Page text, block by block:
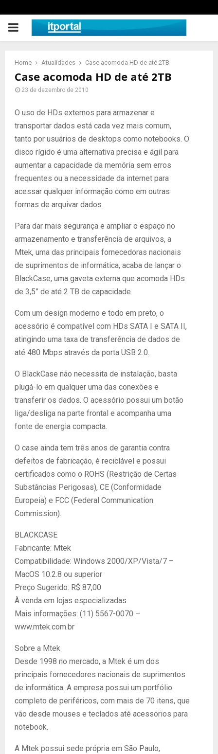
PRIMARY
Home Atualidades Case acomoda HD de até 2TB
Case acomoda HD de até 2TB
23 de dezembro de 2010
O uso de HDs externos para armazenar e
transportar dados está cada vez mais comum,
tanto por usuários de desktops como notebooks. O
disco rígido é uma alternativa precisa e ágil para
aumentar a capacidade da memória sem erros
frequentes ou a necessidade da internet para
acessar qualquer informação como em outras
formas de arquivar dados.
Para dar mais segurança e ampliar o espaço no
armazenamento e transferência de arquivos, a
Mtek, uma das principais fornecedoras nacionais
de suprimentos de informática, acaba de lançar o
BlackCase, uma gaveta externa que acomoda HDs
de 3,5” de até 2 TB de capacidade.
Com um design moderno e todo em preto, o
acessório é compatível com HDs SATA I e SATA II,
atingindo uma taxa de transferência de dados de
até 480 Mbps através da porta USB 2.0.
O BlackCase não necessita de instalação, basta
plugá-lo em qualquer uma das conexões e
transferir os dados. O acessório possui um botão
liga/desliga na parte frontal e acompanha uma
fonte de energia compacta.
O case ainda tem três anos de garantia contra
defeitos de fabricação, é reciclável e possui
certificados como o ROHS (Restrição de Certas
Substâncias Perigosas), CE (Conformidade
Europeia) e FCC (Federal Communication
Commission).
BLACKCASE
Fabricante: Mtek
Compatibilidade: Windows 2000/XP/Vista/7 –
MacOS 10.2.8 ou superior
Preço Sugerido: R$ 87,00
À venda em lojas especializadas
Mais informações: (11) 5567-0070 –
www.mtek.com.br
Sobre a Mtek
Desde 1998 no mercado, a Mtek é um dos
principais fornecedores nacionais de suprimentos
de informática. A empresa possui um portfólio
completo de periféricos, com mais de 70 itens, que
vão desde mouses e teclados até acessórios para
notebook.
A Mtek possui sede própria em São Paulo,